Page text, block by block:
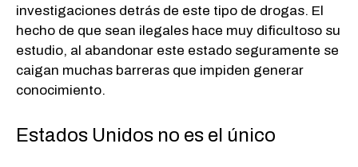
investigaciones detrás de este tipo de drogas. El
hecho de que sean ilegales hace muy dificultoso su
estudio, al abandonar este estado seguramente se
caigan muchas barreras que impiden generar
conocimiento.
Estados Unidos no es el único